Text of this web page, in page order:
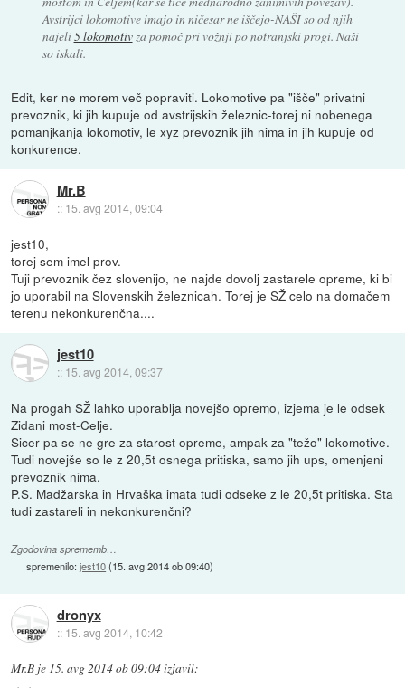
Avstrijci lokomotive imajo in ničesar ne iščejo-NAŠI so od njih
najeli5 lokomotivza pomoč pri vožnji po notranjski progi. Naši
so iskali.
Edit, ker ne morem več popraviti. Lokomotive pa "išče" privatni
prevoznik, ki jih kupuje od avstrijskih železnic-torej ni nobenega
pomanjkanja lokomotiv, le xyz prevoznik jih nima in jih kupuje od
konkurence.
Mr.B
:: 15. avg 2014, 09:04
jest10,
torej sem imel prov.
Tuji prevoznik čez slovenijo, ne najde dovolj zastarele opreme, ki bi
jo uporabil na Slovenskih železnicah. Torej je SŽ celo na domačem
terenu nekonkurenčna....
jest10
:: 15. avg 2014, 09:37
Na progah SŽ lahko uporablja novejšo opremo, izjema je le odsek
Zidani most-Celje.
Sicer pa se ne gre za starost opreme, ampak za "težo" lokomotive.
Tudi novejše so le z 20,5t osnega pritiska, samo jih ups, omenjeni
prevoznik nima.
P.S. Madžarska in Hrvaška imata tudi odseke z le 20,5t pritiska. Sta
tudi zastareli in nekonkurenčni?
Zgodovina sprememb…
spremenilo:jest10(15. avg 2014 ob 09:40)
dronyx
:: 15. avg 2014, 10:42
Mr.B je 15. avg 2014 ob 09:04izjavil: